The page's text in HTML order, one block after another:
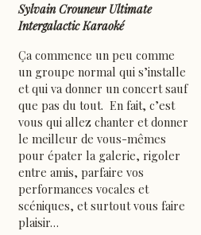
Sylvain Crouneur Ultimate
Intergalactic Karaoké
Ça commence un peu comme
un groupe normal qui s’installe
et qui va donner un concert sauf
que pas du tout. En fait, c’est
vous qui allez chanter et donner
le meilleur de vous-mêmes
pour épater la galerie, rigoler
entre amis, parfaire vos
performances vocales et
scéniques, et surtout vous faire
plaisir…